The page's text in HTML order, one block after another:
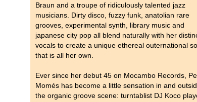
Braun and a troupe of ridiculously talented jazz
musicians. Dirty disco, fuzzy funk, anatolian rare
grooves, experimental synth, library music and
japanese city pop all blend naturally with her
vocals to create a unique ethereal outernational
that is all her own.
Ever since her debut 45 on Mocambo Records,
Momés has become a little sensation in and
the organic groove scene: turntablist DJ Koco